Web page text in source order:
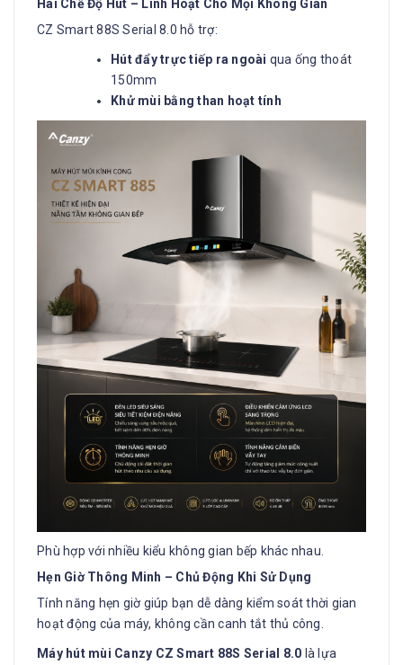
Hai Chế Độ Hút – Linh Hoạt Cho Mọi Không Gian
CZ Smart 88S Serial 8.0 hỗ trợ:
Hút đẩy trực tiếp ra ngoài qua ống thoát
150mm
Khử mùi bằng than hoạt tính
Phù hợp với nhiều kiểu không gian bếp khác nhau.
Hẹn Giờ Thông Minh – Chủ Động Khi Sử Dụng
Tính năng hẹn giờ giúp bạn dễ dàng kiểm soát thời gian
hoạt động của máy, không cần canh tắt thủ công.
Máy hút mùi Canzy CZ Smart 88S Serial 8.0 là lựa